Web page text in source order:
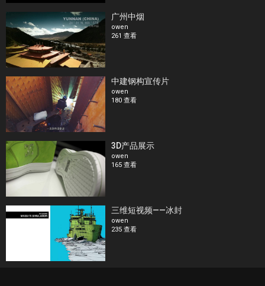
广州中烟
owen
261 查看
中建钢构宣传片
owen
180 查看
3D产品展示
owen
165 查看
三维短视频——冰封
owen
235 查看